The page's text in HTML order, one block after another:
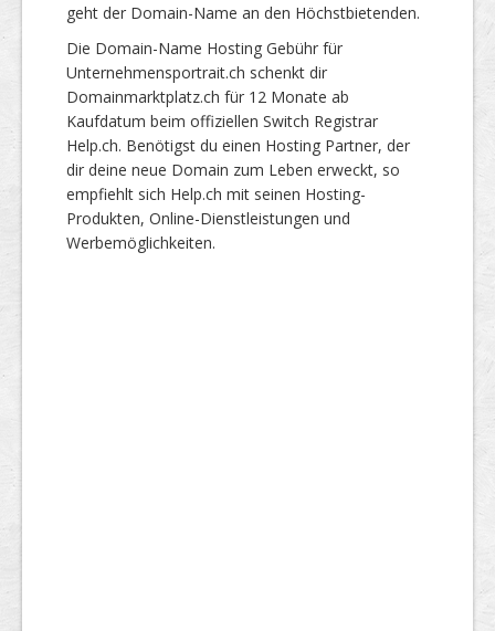
geht der Domain-Name an den Höchstbietenden.
Die Domain-Name Hosting Gebühr für
Unternehmensportrait.ch schenkt dir
Domainmarktplatz.ch für 12 Monate ab
Kaufdatum beim offiziellen Switch Registrar
Help.ch. Benötigst du einen Hosting Partner, der
dir deine neue Domain zum Leben erweckt, so
empfiehlt sich Help.ch mit seinen Hosting-
Produkten, Online-Dienstleistungen und
Werbemöglichkeiten.